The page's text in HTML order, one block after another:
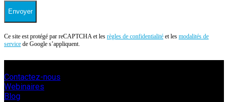
Envoyer
Ce site est protégé par reCAPTCHA et les règles de confidentialité et les modalités de
service de Google s’appliquent.
Contactez-nous
Webinaires
Blog